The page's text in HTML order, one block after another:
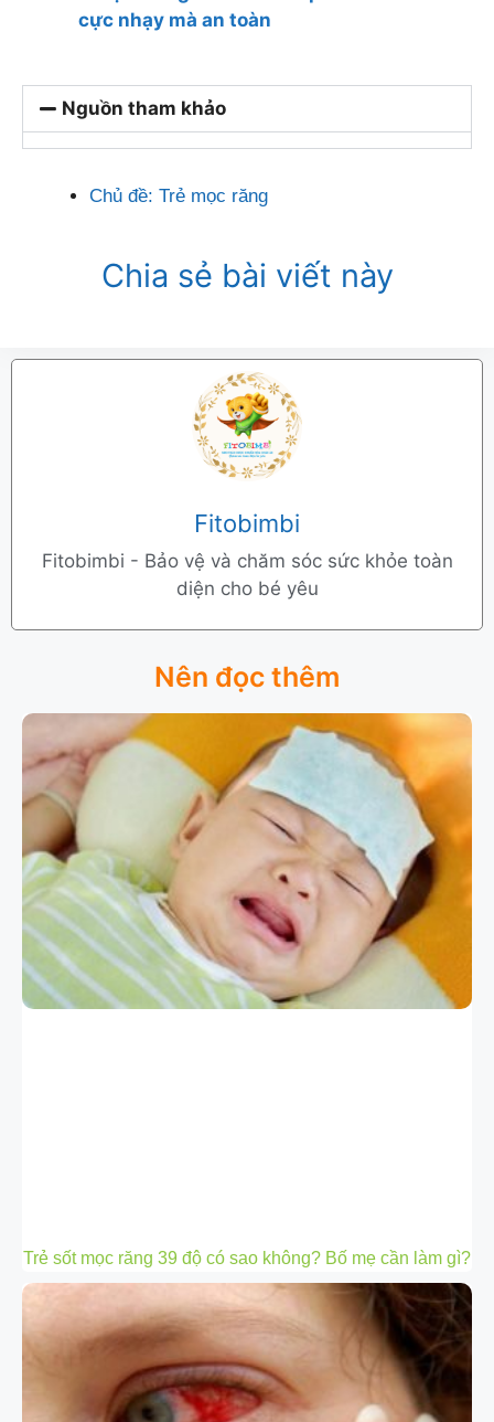
cực nhạy mà an toàn
Nguồn tham khảo
Chủ đề: Trẻ mọc răng
Chia sẻ bài viết này
Fitobimbi
Fitobimbi - Bảo vệ và chăm sóc sức khỏe toàn
diện cho bé yêu
Nên đọc thêm
Trẻ sốt mọc răng 39 độ có sao không? Bố mẹ cần làm gì?